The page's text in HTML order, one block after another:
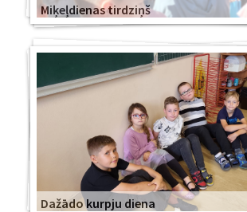
Miķeļdienas tirdziņš
Dažādo kurpju diena